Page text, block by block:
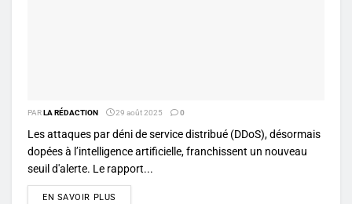
PARLA RÉDACTION 29 août 2025 0
Les attaques par déni de service distribué (DDoS), désormais
dopées à l’intelligence artificielle, franchissent un nouveau
seuil d'alerte. Le rapport...
EN SAVOIR PLUS